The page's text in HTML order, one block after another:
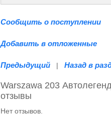
Сообщить о поступлении
Добавить в отложенные
Предыдущий | Назад в
Warszawa 203
отзывы
Нет отзывов.